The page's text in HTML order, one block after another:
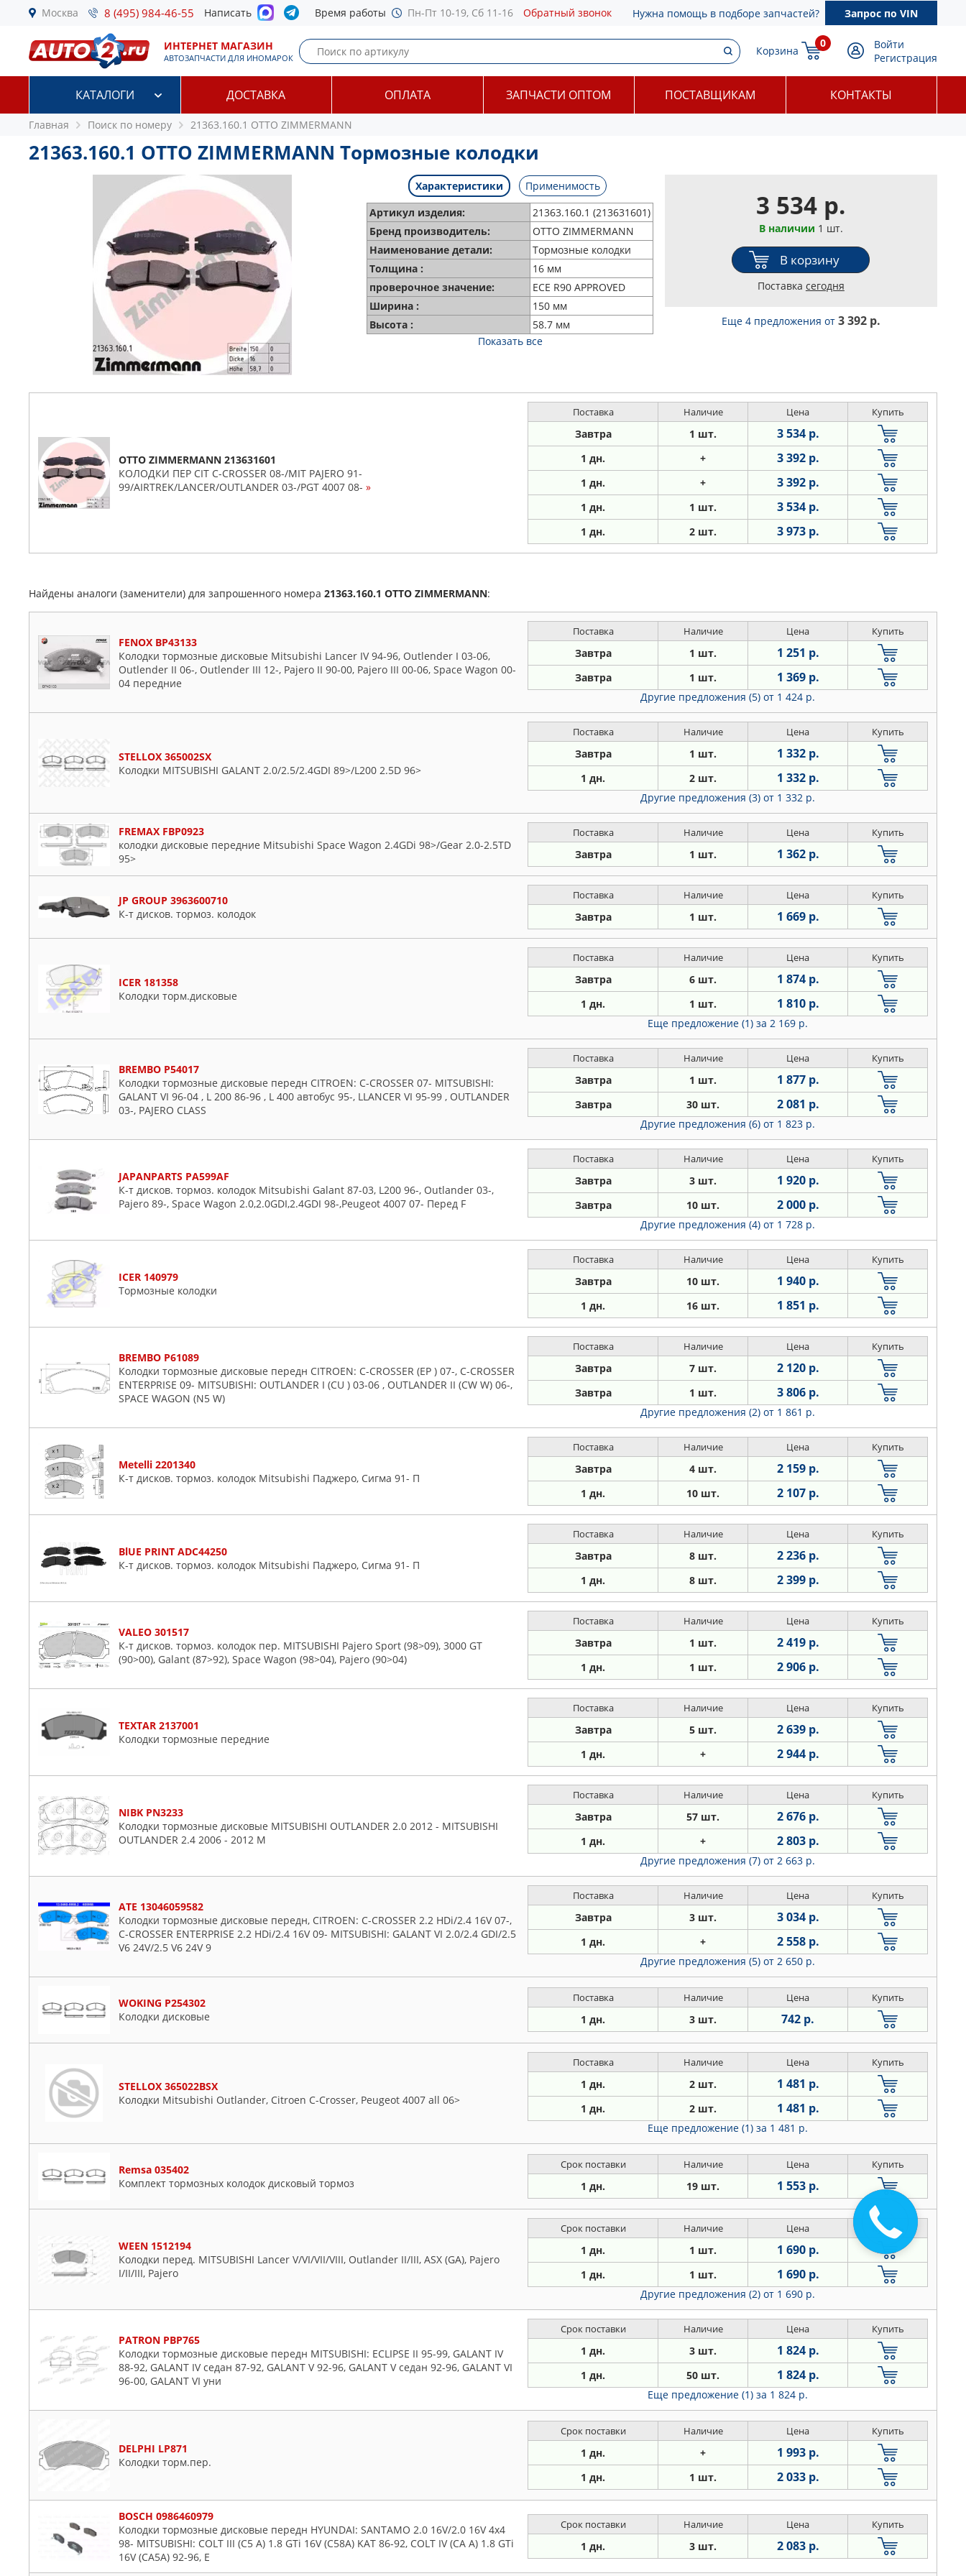
Москва 8 (495) 984-46-55 Написать Время работы Пн-Пт 10-19, Сб 11-16 Обратный звонок Нужна помощь в подборе запчастей? Запрос по VIN
ИНТЕРНЕТ МАГАЗИН
АВТОЗАПЧАСТИ ДЛЯ ИНОМАРОК
Корзина
0
Войти
Регистрация
КАТАЛОГИ ДОСТАВКА ОПЛАТА ЗАПЧАСТИ ОПТОМ ПОСТАВЩИКАМ КОНТАКТЫ
Главная Поиск по номеру 21363.160.1 OTTO ZIMMERMANN
21363.160.1 OTTO ZIMMERMANN Тормозные колодки
Характеристики
Применимость
Артикул изделия:
21363.160.1 (213631601)
Бренд производитель:
OTTO ZIMMERMANN
Наименование детали:
Тормозные колодки
Толщина :
16 мм
проверочное значение:
ECE R90 APPROVED
Ширина :
150 мм
Высота :
58.7 мм
Показать все
3 534 р.
В наличии 1 шт.
В корзину
Поставка сегодня
Еще 4 предложения от 3 392 р.
OTTO ZIMMERMANN 213631601
КОЛОДКИ ПЕР CIT C-CROSSER 08-/MIT PAJERO 91-
99/AIRTREK/LANCER/OUTLANDER 03-/PGT 4007 08- »
Поставка Наличие Цена Купить
Завтра 1 шт. 3 534 р.
1 дн. + 3 392 р.
1 дн. + 3 392 р.
1 дн. 1 шт. 3 534 р.
1 дн. 2 шт. 3 973 р.
Найдены аналоги (заменители) для запрошенного номера 21363.160.1 OTTO ZIMMERMANN:
FENOX BP43133
Колодки тормозные дисковые Mitsubishi Lancer IV 94-96, Outlender I 03-06,
Outlender II 06-, Outlender III 12-, Pajero II 90-00, Pajero III 00-06, Space Wagon 00-
04 передние
Поставка Наличие Цена Купить
Завтра 1 шт. 1 251 р.
Завтра 1 шт. 1 369 р.
Другие предложения (5) от 1 424 р.
STELLOX 365002SX
Колодки MITSUBISHI GALANT 2.0/2.5/2.4GDI 89>/L200 2.5D 96>
Поставка Наличие Цена Купить
Завтра 1 шт. 1 332 р.
1 дн. 2 шт. 1 332 р.
Другие предложения (3) от 1 332 р.
FREMAX FBP0923
колодки дисковые передние Mitsubishi Space Wagon 2.4GDi 98>/Gear 2.0-2.5TD
95>
Поставка Наличие Цена Купить
Завтра 1 шт. 1 362 р.
JP GROUP 3963600710
К-т дисков. тормоз. колодок
Поставка Наличие Цена Купить
Завтра 1 шт. 1 669 р.
ICER 181358
Колодки торм.дисковые
Поставка Наличие Цена Купить
Завтра 6 шт. 1 874 р.
1 дн. 1 шт. 1 810 р.
Еще предложение (1) за 2 169 р.
BREMBO P54017
Колодки тормозные дисковые передн CITROEN: C-CROSSER 07- MITSUBISHI:
GALANT VI 96-04 , L 200 86-96 , L 400 автобус 95-, LLANCER VI 95-99 , OUTLANDER
03-, PAJERO CLASS
Поставка Наличие Цена Купить
Завтра 1 шт. 1 877 р.
Завтра 30 шт. 2 081 р.
Другие предложения (6) от 1 823 р.
JAPANPARTS PA599AF
К-т дисков. тормоз. колодок Mitsubishi Galant 87-03, L200 96-, Outlander 03-,
Pajero 89-, Space Wagon 2.0,2.0GDI,2.4GDI 98-,Peugeot 4007 07- Перед F
Поставка Наличие Цена Купить
Завтра 3 шт. 1 920 р.
Завтра 10 шт. 2 000 р.
Другие предложения (4) от 1 728 р.
ICER 140979
Тормозные колодки
Поставка Наличие Цена Купить
Завтра 10 шт. 1 940 р.
1 дн. 16 шт. 1 851 р.
BREMBO P61089
Колодки тормозные дисковые передн CITROEN: C-CROSSER (EP ) 07-, C-CROSSER
ENTERPRISE 09- MITSUBISHI: OUTLANDER I (CU ) 03-06 , OUTLANDER II (CW W) 06-,
SPACE WAGON (N5 W)
Поставка Наличие Цена Купить
Завтра 7 шт. 2 120 р.
Завтра 1 шт. 3 806 р.
Другие предложения (2) от 1 861 р.
Metelli 2201340
К-т дисков. тормоз. колодок Mitsubishi Паджеро, Сигма 91- П
Поставка Наличие Цена Купить
Завтра 4 шт. 2 159 р.
1 дн. 10 шт. 2 107 р.
BlUE PRINT ADC44250
К-т дисков. тормоз. колодок Mitsubishi Паджеро, Сигма 91- П
Поставка Наличие Цена Купить
Завтра 8 шт. 2 236 р.
1 дн. 8 шт. 2 399 р.
VALEO 301517
К-т дисков. тормоз. колодок пер. MITSUBISHI Pajero Sport (98>09), 3000 GT
(90>00), Galant (87>92), Space Wagon (98>04), Pajero (90>04)
Поставка Наличие Цена Купить
Завтра 1 шт. 2 419 р.
1 дн. 1 шт. 2 906 р.
TEXTAR 2137001
Колодки тормозные передние
Поставка Наличие Цена Купить
Завтра 5 шт. 2 639 р.
1 дн. + 2 944 р.
NIBK PN3233
Колодки тормозные дисковые MITSUBISHI OUTLANDER 2.0 2012 - MITSUBISHI
OUTLANDER 2.4 2006 - 2012 M
Поставка Наличие Цена Купить
Завтра 57 шт. 2 676 р.
1 дн. + 2 803 р.
Другие предложения (7) от 2 663 р.
ATE 13046059582
Колодки тормозные дисковые передн, CITROEN: C-CROSSER 2.2 HDi/2.4 16V 07-,
C-CROSSER ENTERPRISE 2.2 HDi/2.4 16V 09- MITSUBISHI: GALANT VI 2.0/2.4 GDI/2.5
V6 24V/2.5 V6 24V 9
Поставка Наличие Цена Купить
Завтра 3 шт. 3 034 р.
1 дн. + 2 558 р.
Другие предложения (5) от 2 650 р.
WOKING P254302
Колодки дисковые
Поставка Наличие Цена Купить
1 дн. 3 шт. 742 р.
STELLOX 365022BSX
Колодки Mitsubishi Outlander, Citroen C-Crosser, Peugeot 4007 all 06>
Поставка Наличие Цена Купить
1 дн. 2 шт. 1 481 р.
1 дн. 2 шт. 1 481 р.
Еще предложение (1) за 1 481 р.
Remsa 035402
Комплект тормозных колодок дисковый тормоз
Срок поставки Наличие Цена Купить
1 дн. 19 шт. 1 553 р.
WEEN 1512194
Колодки перед. MITSUBISHI Lancer V/VI/VII/VIII, Outlander II/III, ASX (GA), Pajero
I/II/III, Pajero
Срок поставки Наличие Цена Купить
1 дн. 1 шт. 1 690 р.
1 дн. 1 шт. 1 690 р.
Другие предложения (2) от 1 690 р.
PATRON PBP765
Колодки тормозные дисковые передн MITSUBISHI: ECLIPSE II 95-99, GALANT IV
88-92, GALANT IV седан 87-92, GALANT V 92-96, GALANT V седан 92-96, GALANT VI
96-00, GALANT VI уни
Срок поставки Наличие Цена Купить
1 дн. 3 шт. 1 824 р.
1 дн. 50 шт. 1 824 р.
Еще предложение (1) за 1 824 р.
DELPHI LP871
Колодки торм.пер.
Срок поставки Наличие Цена Купить
1 дн. + 1 993 р.
1 дн. 1 шт. 2 033 р.
BOSCH 0986460979
Колодки тормозные дисковые передн HYUNDAI: SANTAMO 2.0 16V/2.0 16V 4x4
98- MITSUBISHI: COLT III (C5 A) 1.8 GTi 16V (C58A) KAT 86-92, COLT IV (CA A) 1.8 GTi
16V (CA5A) 92-96, E
Срок поставки Наличие Цена Купить
1 дн. 3 шт. 2 083 р.